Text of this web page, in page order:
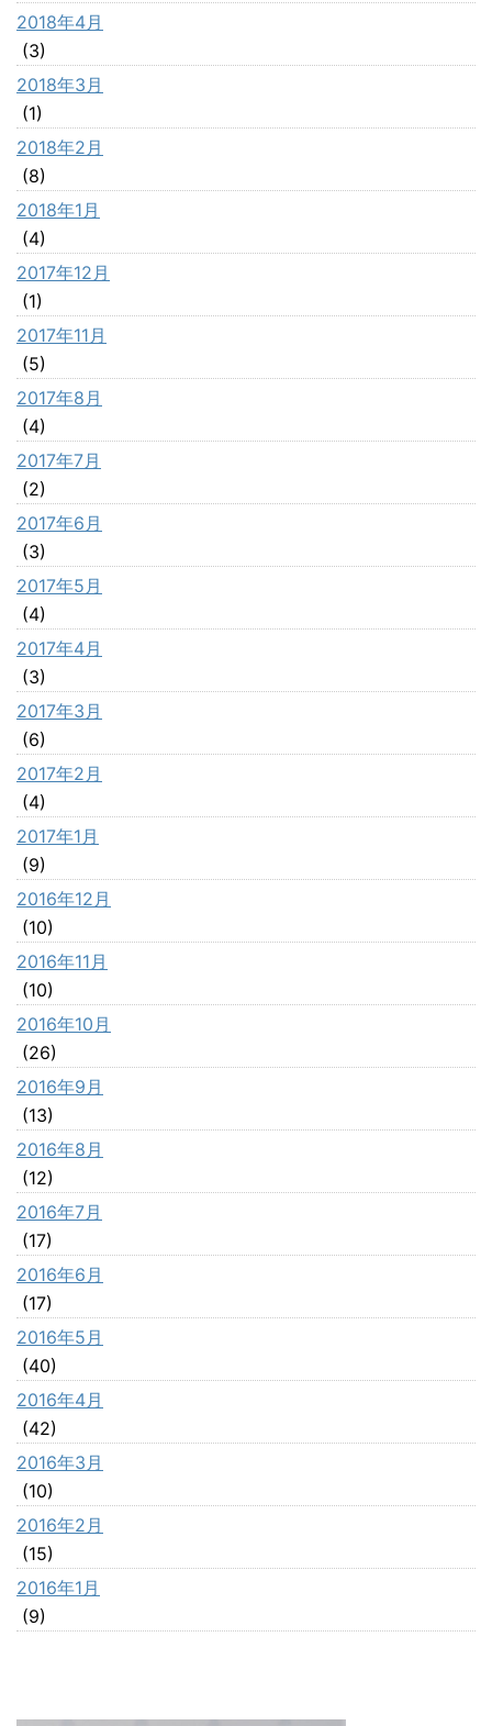
2018年4月
(3)
2018年3月
(1)
2018年2月
(8)
2018年1月
(4)
2017年12月
(1)
2017年11月
(5)
2017年8月
(4)
2017年7月
(2)
2017年6月
(3)
2017年5月
(4)
2017年4月
(3)
2017年3月
(6)
2017年2月
(4)
2017年1月
(9)
2016年12月
(10)
2016年11月
(10)
2016年10月
(26)
2016年9月
(13)
2016年8月
(12)
2016年7月
(17)
2016年6月
(17)
2016年5月
(40)
2016年4月
(42)
2016年3月
(10)
2016年2月
(15)
2016年1月
(9)